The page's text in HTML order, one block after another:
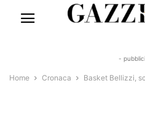
-
Home Cronaca Basket Bellizzi,